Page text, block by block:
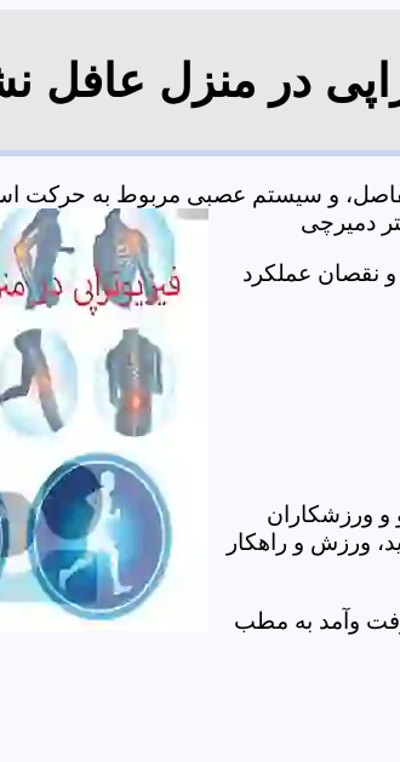
در منزل عافل
و سیستم عصبی مربوط به حرکت
نقصان عملکرد
و ورزشکاران
ورزش و راهکار
رفت وآمد به مطب